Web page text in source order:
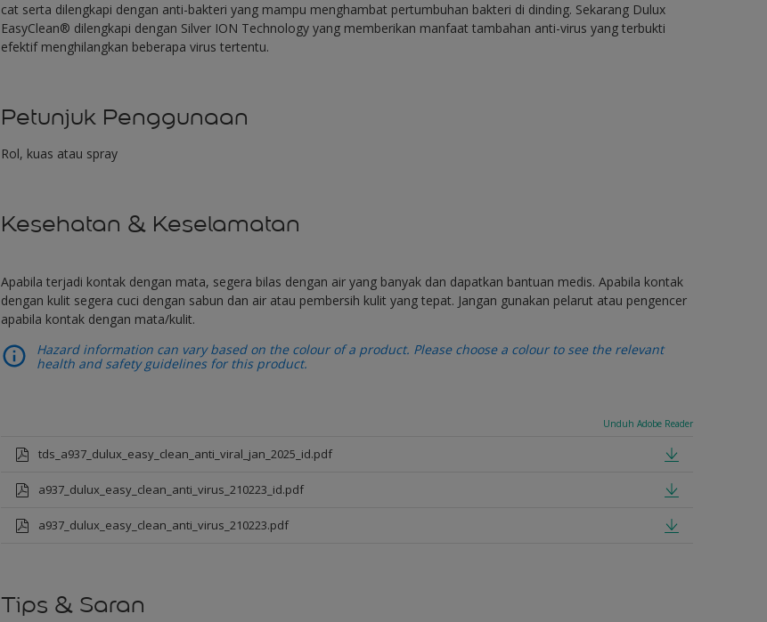
cat serta dilengkapi dengan anti-bakteri yang mampu menghambat pertumbuhan bakteri di dinding. Sekarang Dulux
EasyClean® dilengkapi dengan Silver ION Technology yang memberikan manfaat tambahan anti-virus yang terbukti
efektif menghilangkan beberapa virus tertentu.
Petunjuk Penggunaan
Rol, kuas atau spray
Kesehatan & Keselamatan
Apabila terjadi kontak dengan mata, segera bilas dengan air yang banyak dan dapatkan bantuan medis. Apabila kontak
dengan kulit segera cuci dengan sabun dan air atau pembersih kulit yang tepat. Jangan gunakan pelarut atau pengencer
apabila kontak dengan mata/kulit.
Hazard information can vary based on the colour of a product. Please choose a colour to see the relevant
health and safety guidelines for this product.
Unduh Adobe Reader
tds_a937_dulux_easy_clean_anti_viral_jan_2025_id.pdf
a937_dulux_easy_clean_anti_virus_210223_id.pdf
a937_dulux_easy_clean_anti_virus_210223.pdf
Tips & Saran